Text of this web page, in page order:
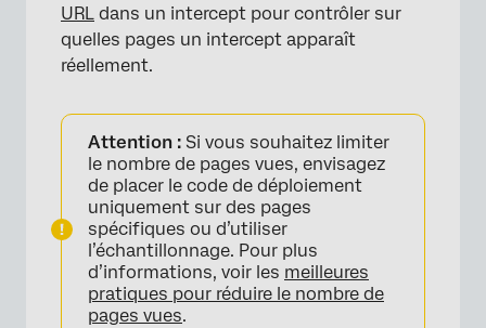
URL dans un intercept pour contrôler sur
quelles pages un intercept apparaît
réellement.
Attention : Si vous souhaitez limiter
le nombre de pages vues, envisagez
de placer le code de déploiement
uniquement sur des pages
spécifiques ou d’utiliser
l’échantillonnage. Pour plus
d’informations, voir les meilleures
pratiques pour réduire le nombre de
pages vues.